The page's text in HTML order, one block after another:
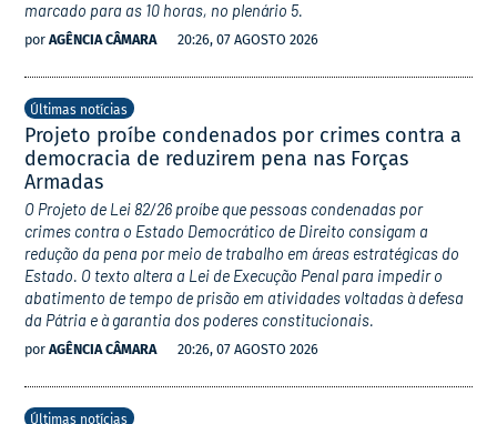
marcado para as 10 horas, no plenário 5.
por AGÊNCIA CÂMARA 20:26, 07 AGOSTO 2026
Últimas notícias
Projeto proíbe condenados por crimes contra a
democracia de reduzirem pena nas Forças
Armadas
O Projeto de Lei 82/26 proíbe que pessoas condenadas por
crimes contra o Estado Democrático de Direito consigam a
redução da pena por meio de trabalho em áreas estratégicas do
Estado. O texto altera a Lei de Execução Penal para impedir o
abatimento de tempo de prisão em atividades voltadas à defesa
da Pátria e à garantia dos poderes constitucionais.
por AGÊNCIA CÂMARA 20:26, 07 AGOSTO 2026
Últimas notícias